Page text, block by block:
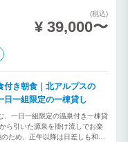
(税込)
¥ 39,000〜
付き朝食｜北アルプスの
日一組限定の一棟貸し
、一日一組限定の温泉付き一棟貸
ら引いた源泉を掛け流しでお楽
ため、正午以降は日差しも和ら